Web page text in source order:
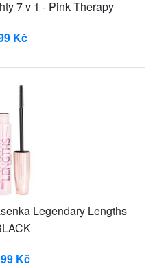
7 v 1 - Pink Therapy
Kč
Legendary Lengths
Kč